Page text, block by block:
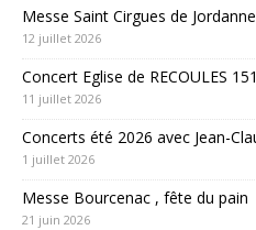
Messe Saint Cirgues de Jordanne
12 juillet 2026
Concert Eglise de RECOULES
11 juillet 2026
Concerts été 2026 avec Jean-
1 juillet 2026
Messe Bourcenac , fête du pain
21 juin 2026